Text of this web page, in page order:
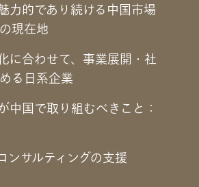
力的であり続ける中国市場
現在地
に合わせて、事業展開・社
る日系企業
中国で取り組むべきこと：
ンサルティングの支援
的であり続ける中国市
現在地